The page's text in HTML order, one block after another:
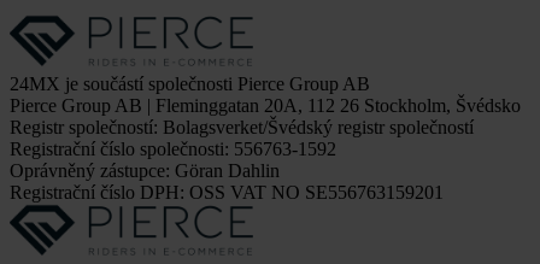
24MX je součástí společnosti Pierce Group AB
Pierce Group AB | Fleminggatan 20A, 112 26 Stockholm, Švédsko
Registr společností: Bolagsverket/Švédský registr společností
Registrační číslo společnosti: 556763-1592
Oprávněný zástupce: Göran Dahlin
Registrační číslo DPH: OSS VAT NO SE556763159201